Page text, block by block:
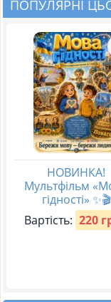
ПОПУЛЯРНІ
НОВИНКА!
Мультфільм
гідності» ✨🎬
Вартість: 220